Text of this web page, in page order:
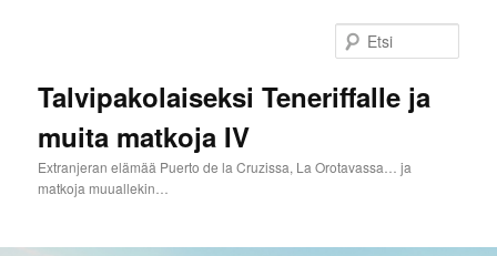
Talvipakolaiseksi Teneriffalle ja
muita matkoja IV
Extranjeran elämää Puerto de la Cruzissa, La Orotavassa… ja
matkoja muuallekin…